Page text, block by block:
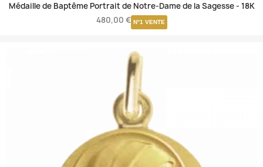
Médaille de Baptême Portrait de Notre-Dame de la Sagesse - 18K
480,00 € N°1 VENTE